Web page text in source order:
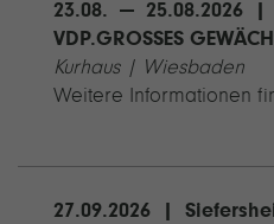
23.08. — 25.08.2026 |
VDP.GROSSES
Kurhaus | Wiesbaden
Weitere Informationen
27.09.2026 |